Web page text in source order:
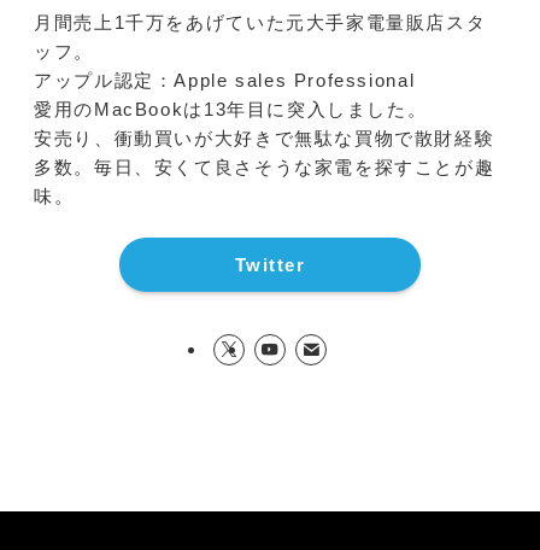
月間売上1千万をあげていた元大手家電量販店スタ
ッフ。
アップル認定：Apple sales Professional
愛用のMacBookは13年目に突入しました。
安売り、衝動買いが大好きで無駄な買物で散財経験
多数。毎日、安くて良さそうな家電を探すことが趣
味。
Twitter